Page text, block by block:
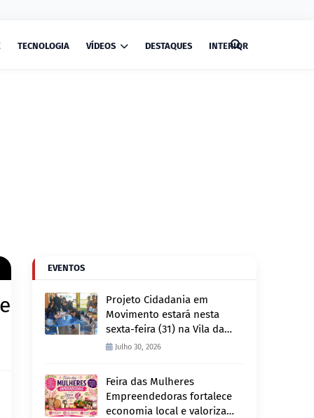
TECNOLOGIA VÍDEOS DESTAQUES INTERIOR
EVENTOS
Projeto Cidadania em
Movimento estará nesta
sexta-feira (31) na Vila da
Penha e sábado (1º) em
Julho 30, 2026
Feira das Mulheres
Empreendedoras fortalece
economia local e valoriza